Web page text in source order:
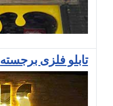
تابلو فلزی برجسته